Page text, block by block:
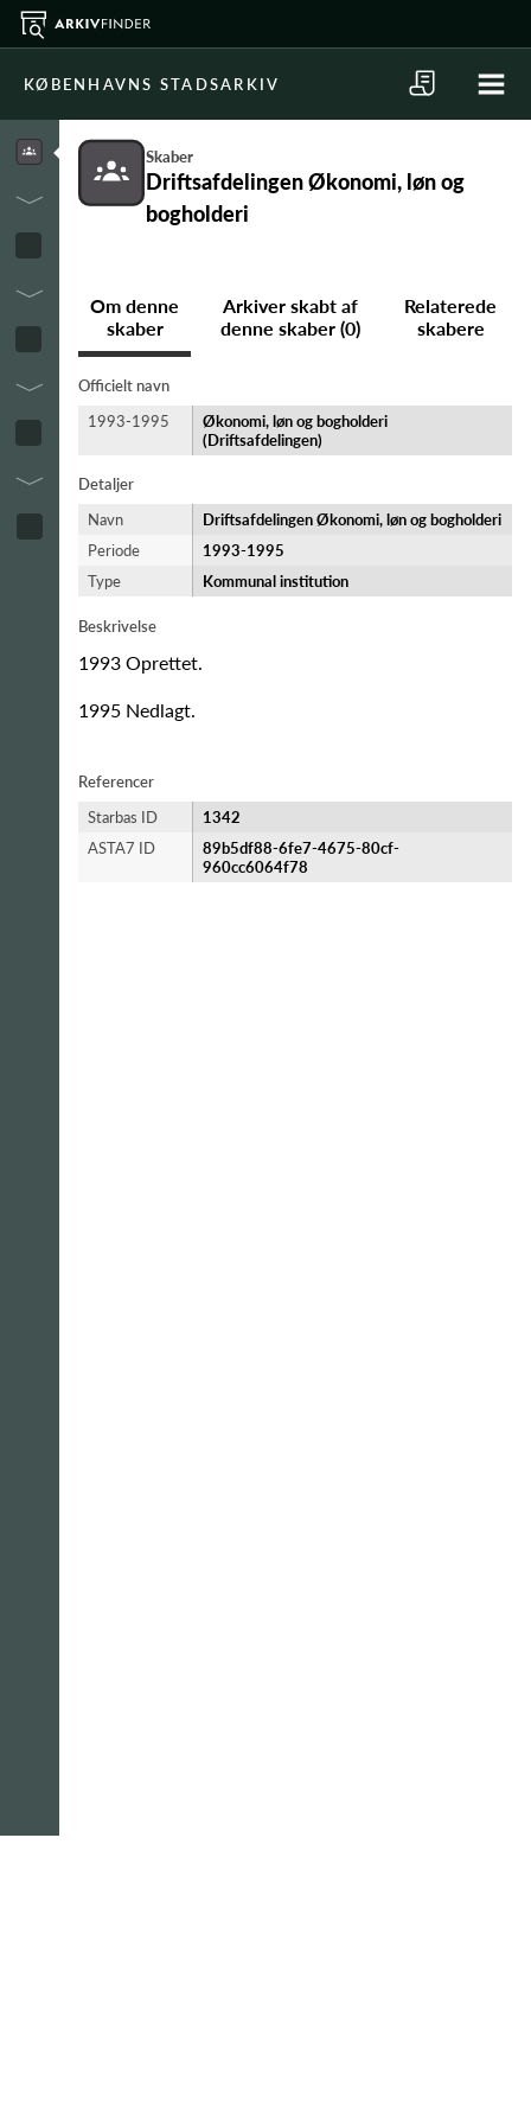
KØBENHAVNS STADSARKIV
Skaber
Driftsafdelingen Økonomi, løn og
bogholderi
Om denne
skaber
Arkiver skabt af
denne skaber (0)
Relaterede
skabere
Officielt navn
1993-1995
Økonomi, løn og bogholderi
(Driftsafdelingen)
Detaljer
Navn
Driftsafdelingen Økonomi, løn og bogholderi
Periode
1993-​1995
Type
Kommunal institution
Beskrivelse
1993 Oprettet.
1995 Nedlagt.
Referencer
Starbas ID
1342
ASTA7 ID
89b5df88-6fe7-4675-80cf-
960cc6064f78